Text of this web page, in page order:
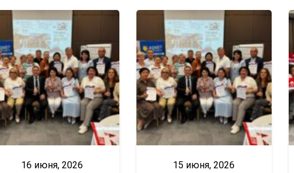
16 июня, 2026 15 июня, 2026